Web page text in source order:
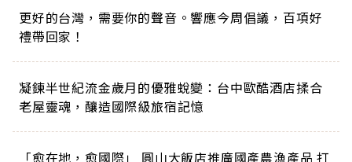
更好的台灣，需要你的聲音。響應今周倡議，百項好
禮帶回家！
凝鍊半世紀流金歲月的優雅蛻變：台中歐酷酒店揉合
老屋靈魂，釀造國際級旅宿記憶
「愈在地，愈國際」 圓山大飯店推廣國產農漁產品 打